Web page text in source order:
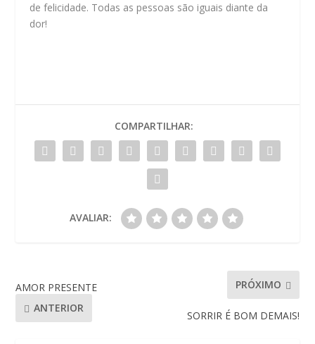
de felicidade. Todas as pessoas são iguais diante da
dor!
COMPARTILHAR:
AVALIAR:
AMOR PRESENTE
ANTERIOR
PRÓXIMO
SORRIR É BOM DEMAIS!